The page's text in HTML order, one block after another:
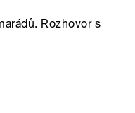
Rozhovor s